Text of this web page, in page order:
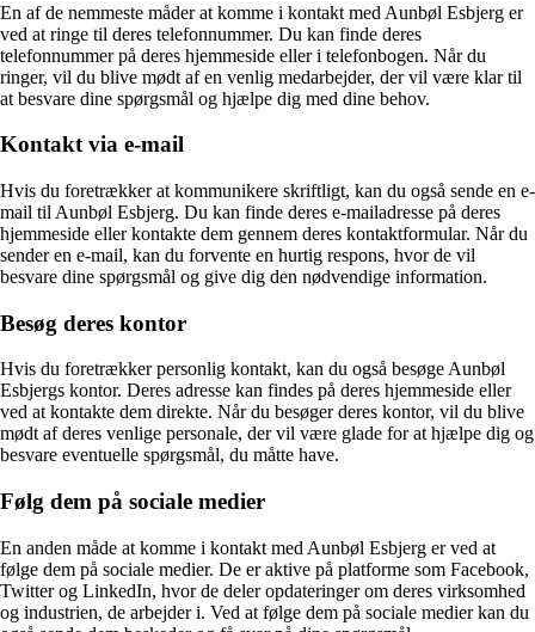
En af de nemmeste måder at komme i kontakt med Aunbøl Esbjerg er
ved at ringe til deres telefonnummer. Du kan finde deres
telefonnummer på deres hjemmeside eller i telefonbogen. Når du
ringer, vil du blive mødt af en venlig medarbejder, der vil være klar til
at besvare dine spørgsmål og hjælpe dig med dine behov.
Kontakt via e-mail
Hvis du foretrækker at kommunikere skriftligt, kan du også sende en e-
mail til Aunbøl Esbjerg. Du kan finde deres e-mailadresse på deres
hjemmeside eller kontakte dem gennem deres kontaktformular. Når du
sender en e-mail, kan du forvente en hurtig respons, hvor de vil
besvare dine spørgsmål og give dig den nødvendige information.
Besøg deres kontor
Hvis du foretrækker personlig kontakt, kan du også besøge Aunbøl
Esbjergs kontor. Deres adresse kan findes på deres hjemmeside eller
ved at kontakte dem direkte. Når du besøger deres kontor, vil du blive
mødt af deres venlige personale, der vil være glade for at hjælpe dig og
besvare eventuelle spørgsmål, du måtte have.
Følg dem på sociale medier
En anden måde at komme i kontakt med Aunbøl Esbjerg er ved at
følge dem på sociale medier. De er aktive på platforme som Facebook,
Twitter og LinkedIn, hvor de deler opdateringer om deres virksomhed
og industrien, de arbejder i. Ved at følge dem på sociale medier kan du